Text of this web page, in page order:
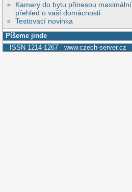
Kamery do bytu přinesou maximální
přehled o vaší domácnosti
Testovací novinka
Píšeme jinde
ISSN 1214-1267 www.czech-server.cz